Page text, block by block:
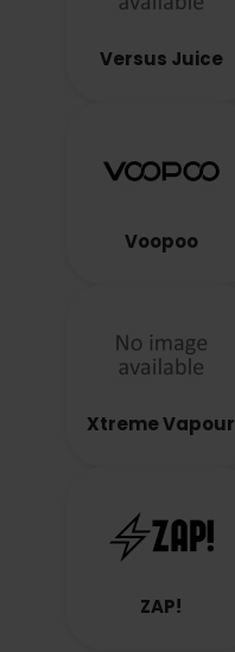
Versus Juice
Voopoo
Xtreme Vapour
ZAP!